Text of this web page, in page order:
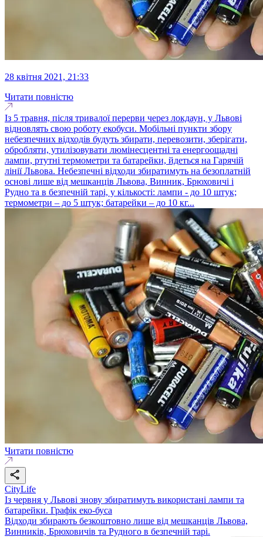
28 квітня 2021, 21:33
Читати повністю
Із 5 травня, після тривалої перерви через локдаун, у Львові
відновлять свою роботу екобуси. Мобільні пункти збору
небезпечних відходів будуть збирати, перевозити, зберігати,
обробляти, утилізовувати люмінесцентні та енергоощадні
лампи, ртутні термометри та батарейки, йдеться на Гарячій
лінії Львова. Небезпечні відходи збиратимуть на безоплатній
основі лише від мешканців Львова, Винник, Брюховичі і
Рудно та в безпечній тарі, у кількості: лампи - до 10 штук;
термометри – до 5 штук; батарейки – до 10 кг...
Читати повністю
CityLife
Із червня у Львові знову збиратимуть використані лампи та
батарейки. Графік еко-буса
Відходи збирають безкоштовно лише від мешканців Львова,
Винників, Брюховичів та Рудного в безпечній тарі.